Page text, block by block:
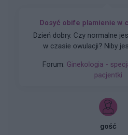
Dosyć obife plamienie w
Dzień dobry. Czy normalne
w czasie owulacji? Niby
skrzep krwi i plamie cały
Czuję w macicy lekkie
Proszę o poradę na co
potrzeba jechacnia do
USG i wszystkie
Forum: Ginekologia -
pacjentki
gość